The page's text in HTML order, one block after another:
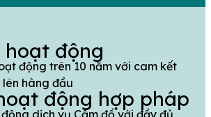
hoạt động
động trên 10 năm với cam kết
hàng đầu
động hợp pháp